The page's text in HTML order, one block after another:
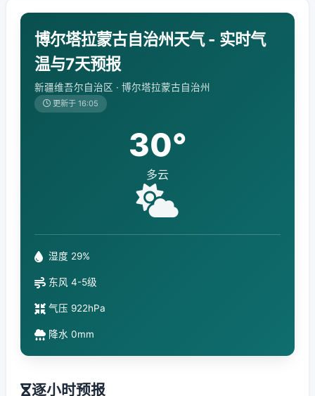
博尔塔拉蒙古自治州天气 - 实时气
温与7天预报
新疆维吾尔自治区 · 博尔塔拉蒙古自治州
更新于 16:05
30°
多云
湿度 29%
东风 4-5级
气压 922hPa
降水 0mm
逐小时预报